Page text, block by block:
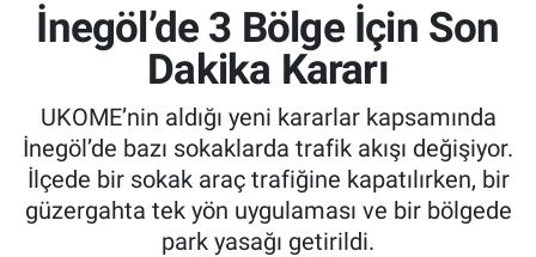
İnegöl’de 3 Bölge İçin Son
Dakika Kararı
UKOME’nin aldığı yeni kararlar kapsamında
İnegöl’de bazı sokaklarda trafik akışı değişiyor.
İlçede bir sokak araç trafiğine kapatılırken, bir
güzergahta tek yön uygulaması ve bir bölgede
park yasağı getirildi.
Ekonomi
Güncel
İnanç
Kadın & Aile
Son Dakika Haberleri
Haber Arşivi